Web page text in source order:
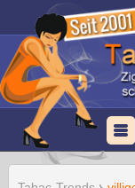
Apotheke
Deutschland